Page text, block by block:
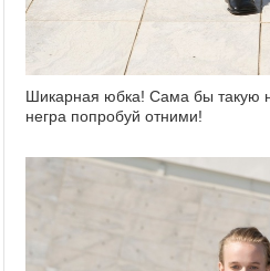
Шикарная юбка! Сама бы такую
негра попробуй отними!